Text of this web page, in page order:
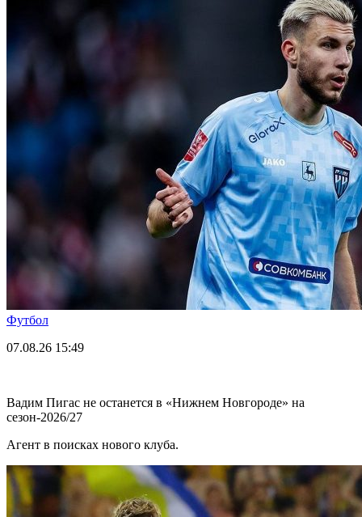
Футбол
07.08.26 15:49
Вадим Пигас не останется в «Нижнем Новгороде» на
сезон-2026/27
Агент в поисках нового клуба.